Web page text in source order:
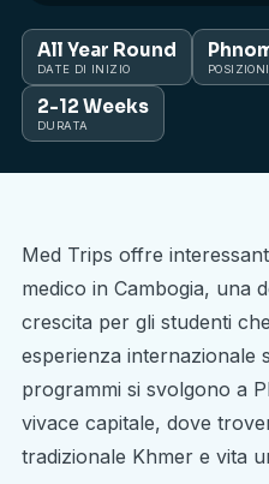
All Year Round
DATE DI INIZIO POSIZIONI
2-12 Weeks
DURATA
Med Trips offre
medico in Cambogia, una
crescita per gli studenti
esperienza internazionale
programmi si svolgono a
vivace capitale, dove
tradizionale Khmer e vita